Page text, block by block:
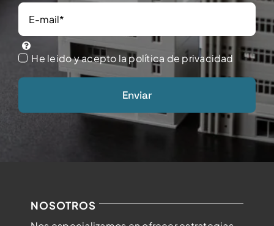
Correo
electrónico
He leido y acepto la política de privacidad
Enviar
NOSOTROS